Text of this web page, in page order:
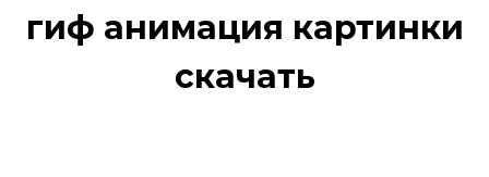
гиф анимация картинки
скачать